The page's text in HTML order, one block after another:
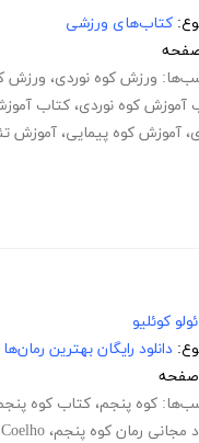
کتاب‌های ورزشی
ورزش کوه نوردی، ورزش
آموزش کوه نوردی، کتاب
، آموزش کوه پیمایی، آموزش
کوئلیو
دانلود رایگان بهترین رمان‌ها
کوه پنجم، کتاب کوه
مجانی رمان کوه پنجم،